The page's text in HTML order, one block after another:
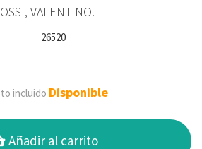
VALENTINO.
26520
incluido Disponible
Añadir al carrito